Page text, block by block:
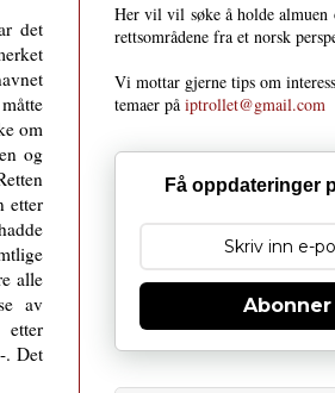
det
om
og
etter
alle
av
. Det
Her vil vil søke å holde almuen
rettsområdene fra et norsk
Vi mottar gjerne tips om
temaer på iptrollet@gmail.com
Få oppdateringer
Abonner